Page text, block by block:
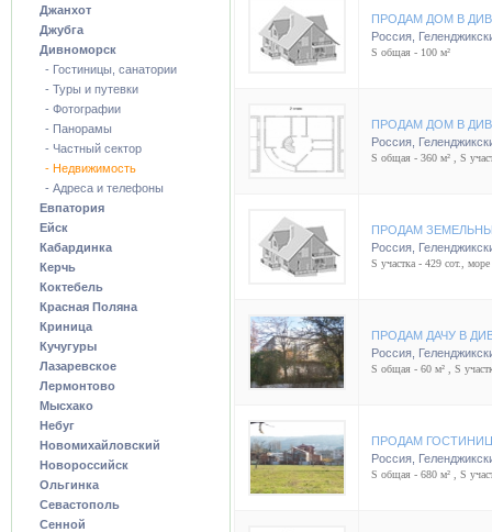
Джанхот
Джубга
Дивноморск
- Гостиницы, санатории
- Туры и путевки
- Фотографии
- Панорамы
- Частный сектор
- Недвижимость
- Адреса и телефоны
Евпатория
Ейск
Кабардинка
Керчь
Коктебель
Красная Поляна
Криница
Кучугуры
Лазаревское
Лермонтово
Мысхако
Небуг
Новомихайловский
Новороссийск
Ольгинка
Севастополь
Сенной
ПРОДАМ ДОМ В
Россия
S общая - 100 м²
ПРОДАМ ДОМ В
Россия
S общая - 360 м² , S
ПРОДАМ
Россия
S участка - 429 сот.,
ПРОДАМ ДАЧУ В
Россия
S общая - 60 м² , S
ПРОДАМ
Россия
S общая - 680 м² , S